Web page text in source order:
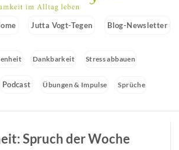
Jutta Vogt-Tegen Blog-Newsletter
Dankbarkeit Stress abbauen
Podcast Übungen & Impulse Sprüche
Spruch der Woche